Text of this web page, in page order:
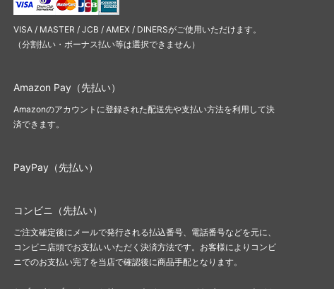
VISA / MASTER / JCB / AMEX / DINERSがご使用いただけます。
（分割払い・ボーナス払い等は選択できません）
Amazon Pay（先払い）
Amazonのアカウントに登録された配送先や支払い方法を利用して決
済できます。
PayPay（先払い）
コンビニ（先払い）
ご注文確定後にメールで発行される払込番号、電話番号などを元に、
コンビニ店頭でお支払いいただく決済方法です。お客様によりコンビ
ニでのお支払い完了を当店で確認後に商品手配となります。